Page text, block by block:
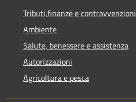
Tributi,finanze e contravvenzioni
Ambiente
Salute, benessere e assistenza
Autorizzazioni
Agricoltura e pesca